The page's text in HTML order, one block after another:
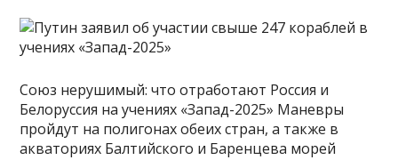
Союз нерушимый: что отработают Россия и
Белоруссия на учениях «Запад-2025» Маневры
пройдут на полигонах обеих стран, а также в
акваториях Балтийского и Баренцева морей